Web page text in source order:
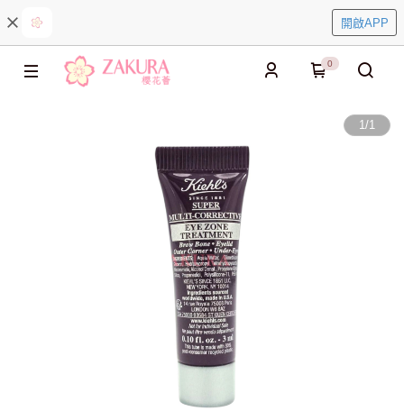
開啟APP
0
1/1